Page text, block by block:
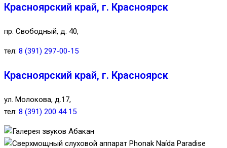
Красноярский край, г. Красноярск
пр. Свободный, д. 40,
тел: 8 (391) 297-00-15
Красноярский край, г. Красноярск
ул. Молокова, д.17,
тел: 8 (391) 200 44 15